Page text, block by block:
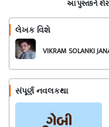
આ પુસ્તકને શેર
લેખક વિશે
VIKRAM SOLANKI
સંપૂર્ણ નવલકથા